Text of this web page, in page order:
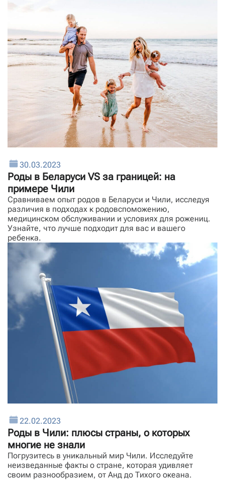
30.03.2023
Роды в Беларуси VS за границей: на
примере Чили
Сравниваем опыт родов в Беларуси и Чили, исследуя
различия в подходах к родовспоможению,
медицинском обслуживании и условиях для рожениц.
Узнайте, что лучше подходит для вас и вашего
ребенка.
22.02.2023
Роды в Чили: плюсы страны, о которых
многие не знали
Погрузитесь в уникальный мир Чили. Исследуйте
неизведанные факты о стране, которая удивляет
своим разнообразием, от Анд до Тихого океана.